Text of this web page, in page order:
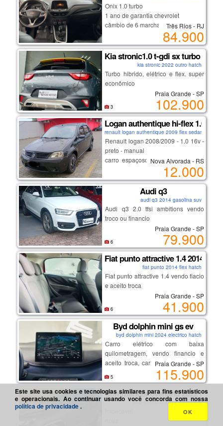
desempenho mecânico, é flex,
econômico e ideal para uso diário.
possibilidade de financiamento,
parcelamento no cartão de crédito,
aceitamos veículo na troca e
trabalhamos com consórcio
o veículo encontra-se em belo
horizonte, no bairro carlos prates.
para informações adicionais, favor
Onix 1.0 turbo
1 ano de garantia chevrolet
câmbio de 6 marchas
Três Rios - RJ
84.900
Kia stronic1.0 t-gdi sx turbo
kia stronic 2022 outro hatch
Turbo hibrido, elétrico e flex. super
econômico
Praia Grande - SP
102.900
3
Logan authentique hi-flex 1.0 16v
renault logan authentique 2009 flex sedan
Renault logan 2008/2009 - 1.0 16v -
preto - manual
carro espaçoso, econômico e ideal
para quem busca custo-benefício.
documentação em dia.
quilometragem: 219.862 km
câmbio: manual
motor: 1.0 16v
itens e características gerais:
- bom espaço interno
- porta-malas grande 510l
- direção leve e carro econômico no
dia a dia
- pneus novos, tela multimídia sem a
moldura, óleo e filtro sempre trocado
no seu devido tempo disco de freio
e pastilhas trocados recentemente
freio de mão feito recentemente,
nunca parou em oficina apenas
para manutenções básicas um
ótimo carro para o dia a dia
transparência total: pontos a revisar
- luz do óleo acendendo (precisa
verificar/regular)
- sensor de velocidade a revisar
- ar-condicionado precisa de reparo
- possui marcas de uso compatíveis
Nova Alvorada - RS
12.000
Audi q3
audi q3 2014 gasolina suv
Audi q3 2.0 tfsi ambitions vendo
troco ou financio
Praia Grande - SP
79.900
6
Fiat punto attractive 1.4 2014
fiat punto 2014 flex hatch
Fiat punto attractive 1.4 vendo fiacio
e aceito troca
Praia Grande - SP
41.900
6
Byd dolphin mini gs ev
byd dolphin mini 2024 electrico hatch
Carro elétrico com baixa
quilometragem, vendo financio e
aceito troca, carro com garantia de
Praia Grande - SP
115.900
5
Commander overland 2022 diesel
jeep overland 2022 diesel suv
Este site usa cookies e tecnologias similares para fins estatísticos
e operacionais. Ao continuar usando você concorda com nossa
política de privacidade.
OK